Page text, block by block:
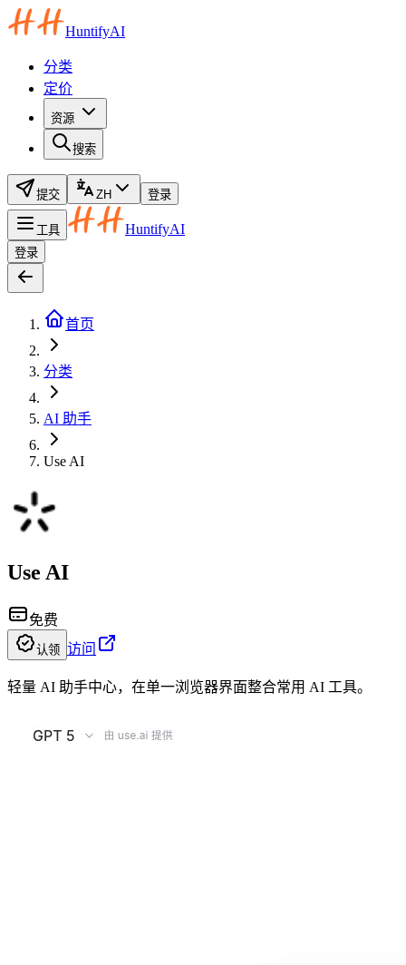
HuntifyAI
分类
定价
资源
搜索
提交 ZH 登录
工具 HuntifyAI
登录
首页
分类
AI 助手
Use AI
Use AI
免费
认领 访问
轻量 AI 助手中心，在单一浏览器界面整合常用 AI 工具。